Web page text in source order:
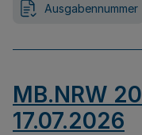
Ausgabennummer
MB.NRW
17.07.2026